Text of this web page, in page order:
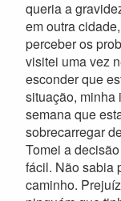
queria a
em outra
perceber os
visitei uma vez
esconder que
situação, minha
semana que
sobrecarregar
Tomei a
fácil. Não sabia
caminho.